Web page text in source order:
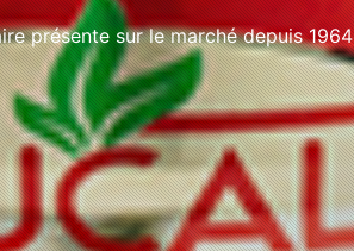
présente sur le marché depuis 1964